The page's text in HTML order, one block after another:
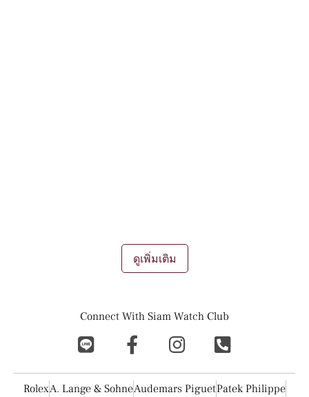
ดูเพิ่มเติม
Connect With Siam Watch Club
RolexA. Lange & SohneAudemars PiguetPatek Philippe